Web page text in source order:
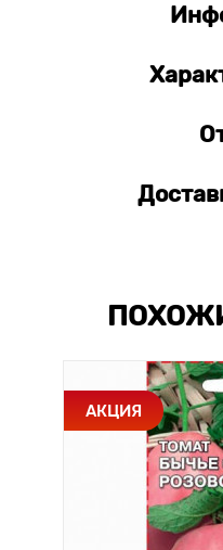
АКЦИЯ